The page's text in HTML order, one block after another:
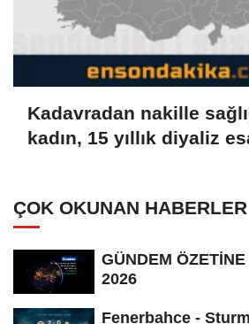
Kadavradan nakille
kadın, 15 yıllık diyaliz
ÇOK OKUNAN HABERLER
GÜNDEM
2026
Fenerbahce -